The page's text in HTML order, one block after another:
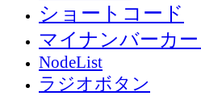
ショートコード
マイナンバーカー
NodeList
ラジオボタン